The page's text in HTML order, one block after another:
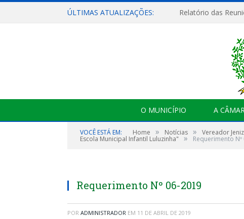
ÚLTIMAS ATUALIZAÇÕES: Relatório das
O MUNICÍPIO A
VOCÊ ESTÁ EM: Home » Notícias » Vereador
Escola Municipal Infantil Luluzinha" » Requerimento
Requerimento Nº 06-2019
POR ADMINISTRADOR EM 11 DE ABRIL DE 2019